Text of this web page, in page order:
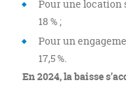
Pour une location
18 % ;
Pour un
17,5 %.
En 2024, la baisse